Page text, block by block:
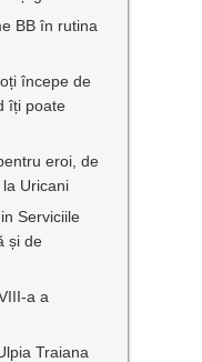
BB în rutina
începe de
îți poate
eroi, de
Uricani
Serviciile
și de
a a
Traiana